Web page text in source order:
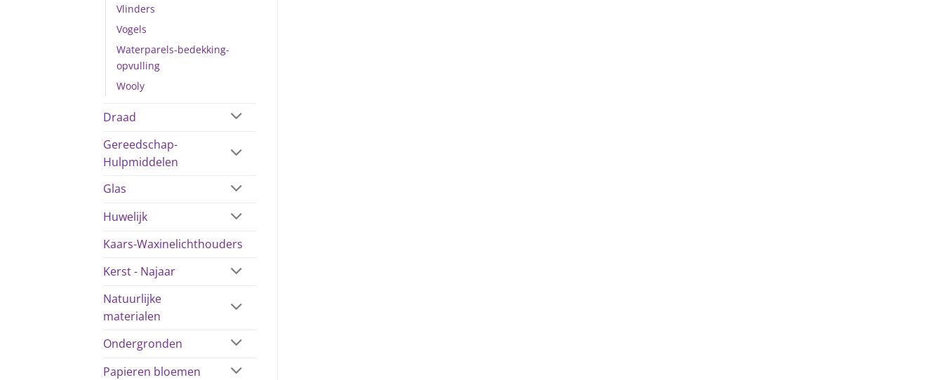
Vlinders
Vogels
Waterparels-bedekking-
opvulling
Wooly
Draad
Gereedschap-
Hulpmiddelen
Glas
Huwelijk
Kaars-Waxinelichthouders
Kerst - Najaar
Natuurlijke
materialen
Ondergronden
Papieren bloemen